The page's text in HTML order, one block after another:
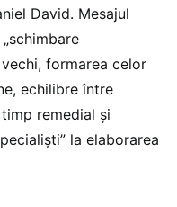
David. Mesajul
formarea celor
echilibre între
remedial și
la elaborarea